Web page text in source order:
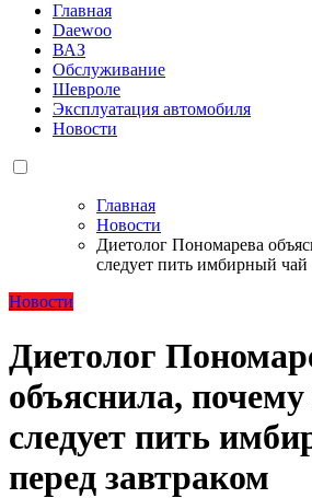
Главная
Daewoo
ВАЗ
Обслуживание
Шевроле
Эксплуатация автомобиля
Новости
Главная
Новости
Диетолог Пономарева
следует пить имбирный чай
Новости
Диетолог
объяснила,
следует пить
перед завтраком